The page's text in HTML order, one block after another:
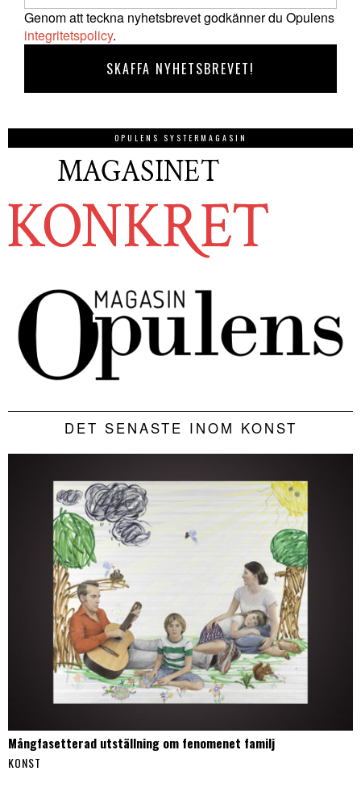
Genom att teckna nyhetsbrevet godkänner du Opulens
integritetspolicy.
OPULENS SYSTERMAGASIN
DET SENASTE INOM KONST
Mångfasetterad utställning om fenomenet familj
KONST